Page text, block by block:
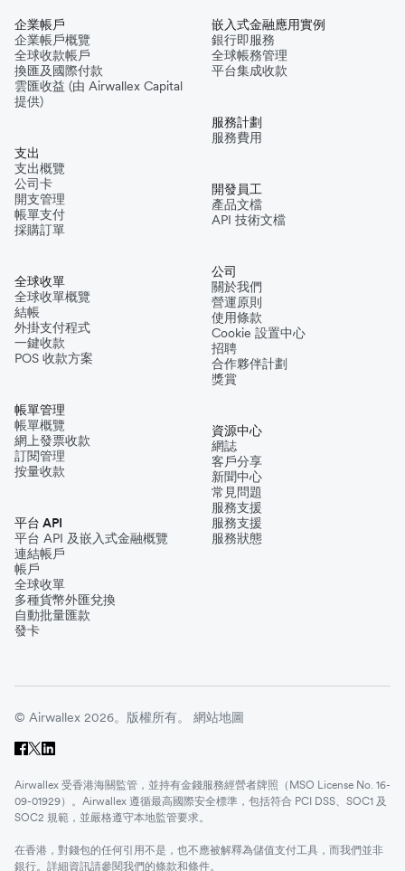
企業帳戶
企業帳戶概覽
全球收款帳戶
換匯及國際付款
雲匯收益 (由 Airwallex Capital
提供)
支出
支出概覽
公司卡
開支管理
帳單支付
採購訂單
全球收單
全球收單概覽
結帳
外掛支付程式
一鍵收款
POS 收款方案
帳單管理
帳單概覽
網上發票收款
訂閱管理
按量收款
平台 API
平台 API 及嵌入式金融概覽
連結帳戶
帳戶
全球收單
多種貨幣外匯兌換
自動批量匯款
發卡
嵌入式金融應用實例
銀行即服務
全球帳務管理
平台集成收款
服務計劃
服務費用
開發員工
產品文檔
API 技術文檔
公司
關於我們
營運原則
使用條款
Cookie 設置中心
招聘
合作夥伴計劃
獎賞
資源中心
網誌
客戶分享
新聞中心
常見問題
服務支援
服務支援
服務狀態
© Airwallex 2026。版權所有。 網站地圖
Airwallex 受香港海關監管，並持有金錢服務經營者牌照（MSO License No. 16-
09-01929）。Airwallex 遵循最高國際安全標準，包括符合 PCI DSS、SOC1 及
SOC2 規範，並嚴格遵守本地監管要求。
在香港，對錢包的任何引用不是，也不應被解釋為儲值支付工具，而我們並非
銀行。詳細資訊請參閱我們的條款和條件。